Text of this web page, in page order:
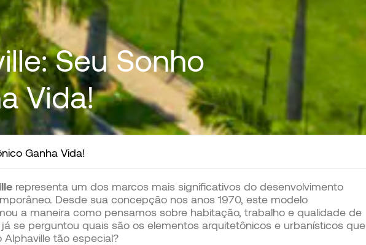
Seu Sonho
Vida!
Ganha Vida!
representa um dos marcos mais significativos do desenvolvimento
Desde sua concepção nos anos 1970, este modelo
a maneira como pensamos sobre habitação, trabalho e qualidade de
se perguntou quais são os elementos arquitetônicos e urbanísticos que
tão especial?